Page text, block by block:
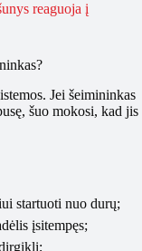
reaguoja į
Jei šeimininkas
šuo mokosi, kad jis
startuoti nuo durų;
įsitempęs;